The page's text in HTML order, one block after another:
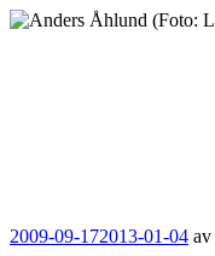
Hoppa
Publicerat
2009-09-172013-01-04 av